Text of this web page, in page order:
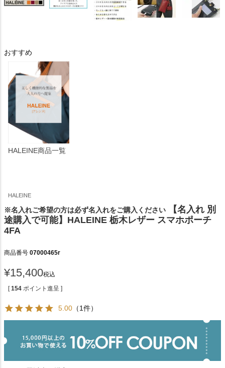
おすすめ
HALEINE商品一覧
HALEINE
※名入れご希望の方は必ず名入れをご購入ください
【名入れ 別
途購入で可能】HALEINE 栃木レザー スマホポーチ
4FA
商品番号 07000465r
¥15,400税込
[ 154 ポイント進呈 ]
5.00 （1件）